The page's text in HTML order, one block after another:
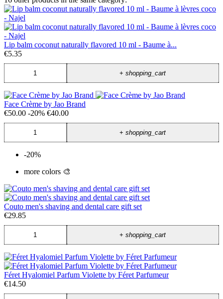
Lip balm coconut naturally flavored 10 ml - Baume à...
€5.35
+shopping_cart
Face Crème by Jao Brand
€50.00 -20% €40.00
+shopping_cart
-20%
more colors 🎨
Couto men's shaving and dental care gift set
€29.85
+shopping_cart
Féret Hyalomiel Parfum Violette by Féret Parfumeur
€14.50